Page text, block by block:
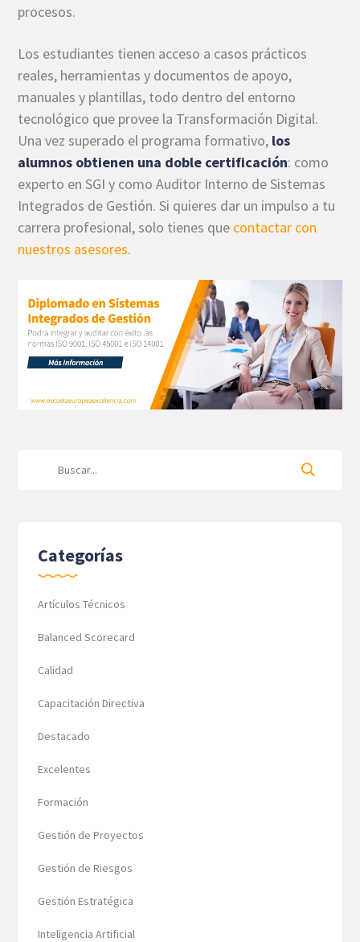
procesos.
Los estudiantes tienen acceso a casos prácticos
reales, herramientas y documentos de apoyo,
manuales y plantillas, todo dentro del entorno
tecnológico que provee la Transformación Digital.
Una vez superado el programa formativo, los
alumnos obtienen una doble certificación: como
experto en SGI y como Auditor Interno de Sistemas
Integrados de Gestión. Si quieres dar un impulso a tu
carrera profesional, solo tienes que contactar con
nuestros asesores.
Categorías
Artículos Técnicos
Balanced Scorecard
Calidad
Capacitación Directiva
Destacado
Excelentes
Formación
Gestión de Proyectos
Gestión de Riesgos
Gestión Estratégica
Inteligencia Artificial